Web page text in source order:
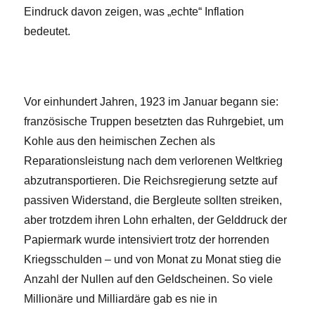
Eindruck davon zeigen, was „echte“ Inflation
bedeutet.
Vor einhundert Jahren, 1923 im Januar begann sie:
französische Truppen besetzten das Ruhrgebiet, um
Kohle aus den heimischen Zechen als
Reparationsleistung nach dem verlorenen Weltkrieg
abzutransportieren. Die Reichsregierung setzte auf
passiven Widerstand, die Bergleute sollten streiken,
aber trotzdem ihren Lohn erhalten, der Gelddruck der
Papiermark wurde intensiviert trotz der horrenden
Kriegsschulden – und von Monat zu Monat stieg die
Anzahl der Nullen auf den Geldscheinen. So viele
Millionäre und Milliardäre gab es nie in